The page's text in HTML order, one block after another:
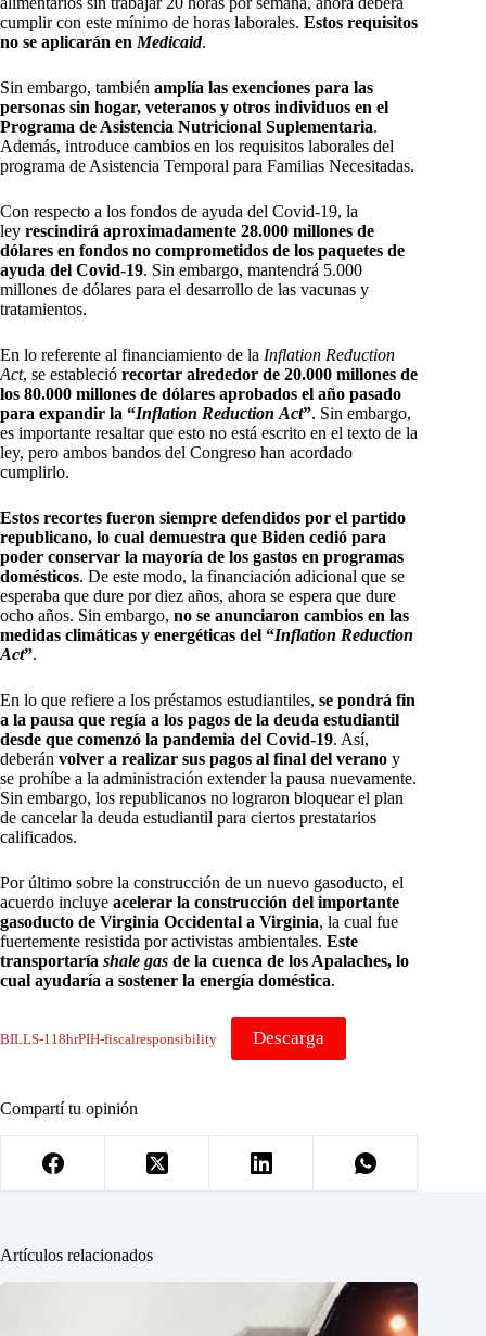
cumplir con este mínimo de horas laborales. Estos requisitos
no se aplicarán en Medicaid.
Sin embargo, también amplía las exenciones para las
personas sin hogar, veteranos y otros individuos en el
Programa de Asistencia Nutricional Suplementaria.
Además, introduce cambios en los requisitos laborales del
programa de Asistencia Temporal para Familias Necesitadas.
Con respecto a los fondos de ayuda del Covid-19, la
ley rescindirá aproximadamente 28.000 millones de
dólares en fondos no comprometidos de los paquetes de
ayuda del Covid-19. Sin embargo, mantendrá 5.000
millones de dólares para el desarrollo de las vacunas y
tratamientos.
En lo referente al financiamiento de la Inflation Reduction
Act, se estableció recortar alrededor de 20.000 millones de
los 80.000 millones de dólares aprobados el año pasado
para expandir la “Inflation Reduction Act”. Sin embargo,
es importante resaltar que esto no está escrito en el texto de la
ley, pero ambos bandos del Congreso han acordado
cumplirlo.
Estos recortes fueron siempre defendidos por el partido
republicano, lo cual demuestra que Biden cedió para
poder conservar la mayoría de los gastos en programas
domésticos. De este modo, la financiación adicional que se
esperaba que dure por diez años, ahora se espera que dure
ocho años. Sin embargo, no se anunciaron cambios en las
medidas climáticas y energéticas del “Inflation Reduction
Act”.
En lo que refiere a los préstamos estudiantiles, se pondrá fin
a la pausa que regía a los pagos de la deuda estudiantil
desde que comenzó la pandemia del Covid-19. Así,
deberán volver a realizar sus pagos al final del verano y
se prohíbe a la administración extender la pausa nuevamente.
Sin embargo, los republicanos no lograron bloquear el plan
de cancelar la deuda estudiantil para ciertos prestatarios
calificados.
Por último sobre la construcción de un nuevo gasoducto, el
acuerdo incluye acelerar la construcción del importante
gasoducto de Virginia Occidental a Virginia, la cual fue
fuertemente resistida por activistas ambientales. Este
transportaría shale gas de la cuenca de los Apalaches, lo
cual ayudaría a sostener la energía doméstica.
BILLS-118hrPIH-fiscalresponsibility Descarga
Compartí tu opinión
Artículos relacionados